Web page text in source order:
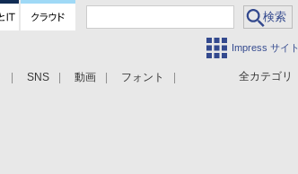
Impress サイト
全カテゴリ
SNS 動画 フォント